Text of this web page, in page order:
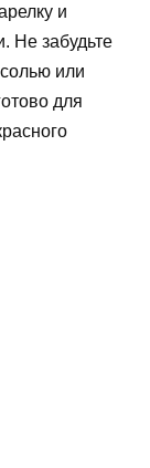
и
Не забудьте
или
для